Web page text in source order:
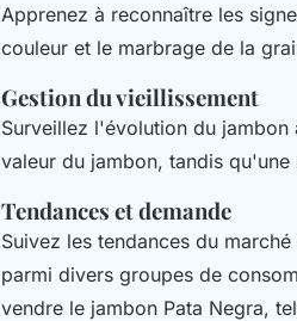
Apprenez à reconnaître les
couleur et le marbrage de la
Gestion du vieillissement
Surveillez l'évolution du
valeur du jambon, tandis
Tendances et demande
Suivez les tendances du
parmi divers groupes de
vendre le jambon Pata Negra,